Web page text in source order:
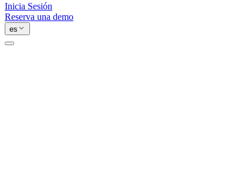
Inicia Sesión
Reserva una demo
es